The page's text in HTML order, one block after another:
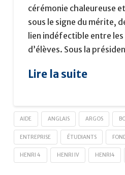
cérémonie chaleureuse
sous le signe du mérite,
lien indéfectible entre
d’élèves. Sous la
Lire la suite
AIDE ANGLAIS ARGOS
ENTREPRISE ÉTUDIANTS
HENRI 4 HENRI IV HENRI4